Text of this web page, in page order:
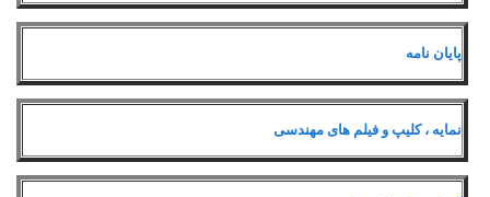
پایان نامه
نمایه ، کلیپ و فیلم های مهندسی